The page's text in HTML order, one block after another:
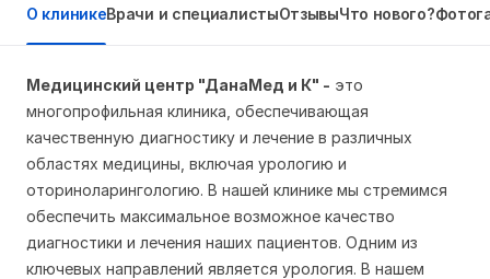
О клиникеВрачи и специалистыОтзывыЧто нового?
Медицинский центр "ДанаМед и К" - это
многопрофильная клиника, обеспечивающая
качественную диагностику и лечение в различных
областях медицины, включая урологию и
оториноларингологию. В нашей клинике мы стремимся
обеспечить максимальное возможное качество
диагностики и лечения наших пациентов. Одним из
ключевых направлений является урология. В нашем